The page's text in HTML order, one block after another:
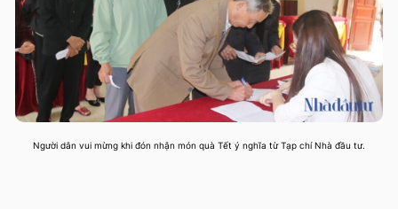
Người dân vui mừng khi đón nhận món quà Tết ý nghĩa từ Tạp chí Nhà đầu tư.